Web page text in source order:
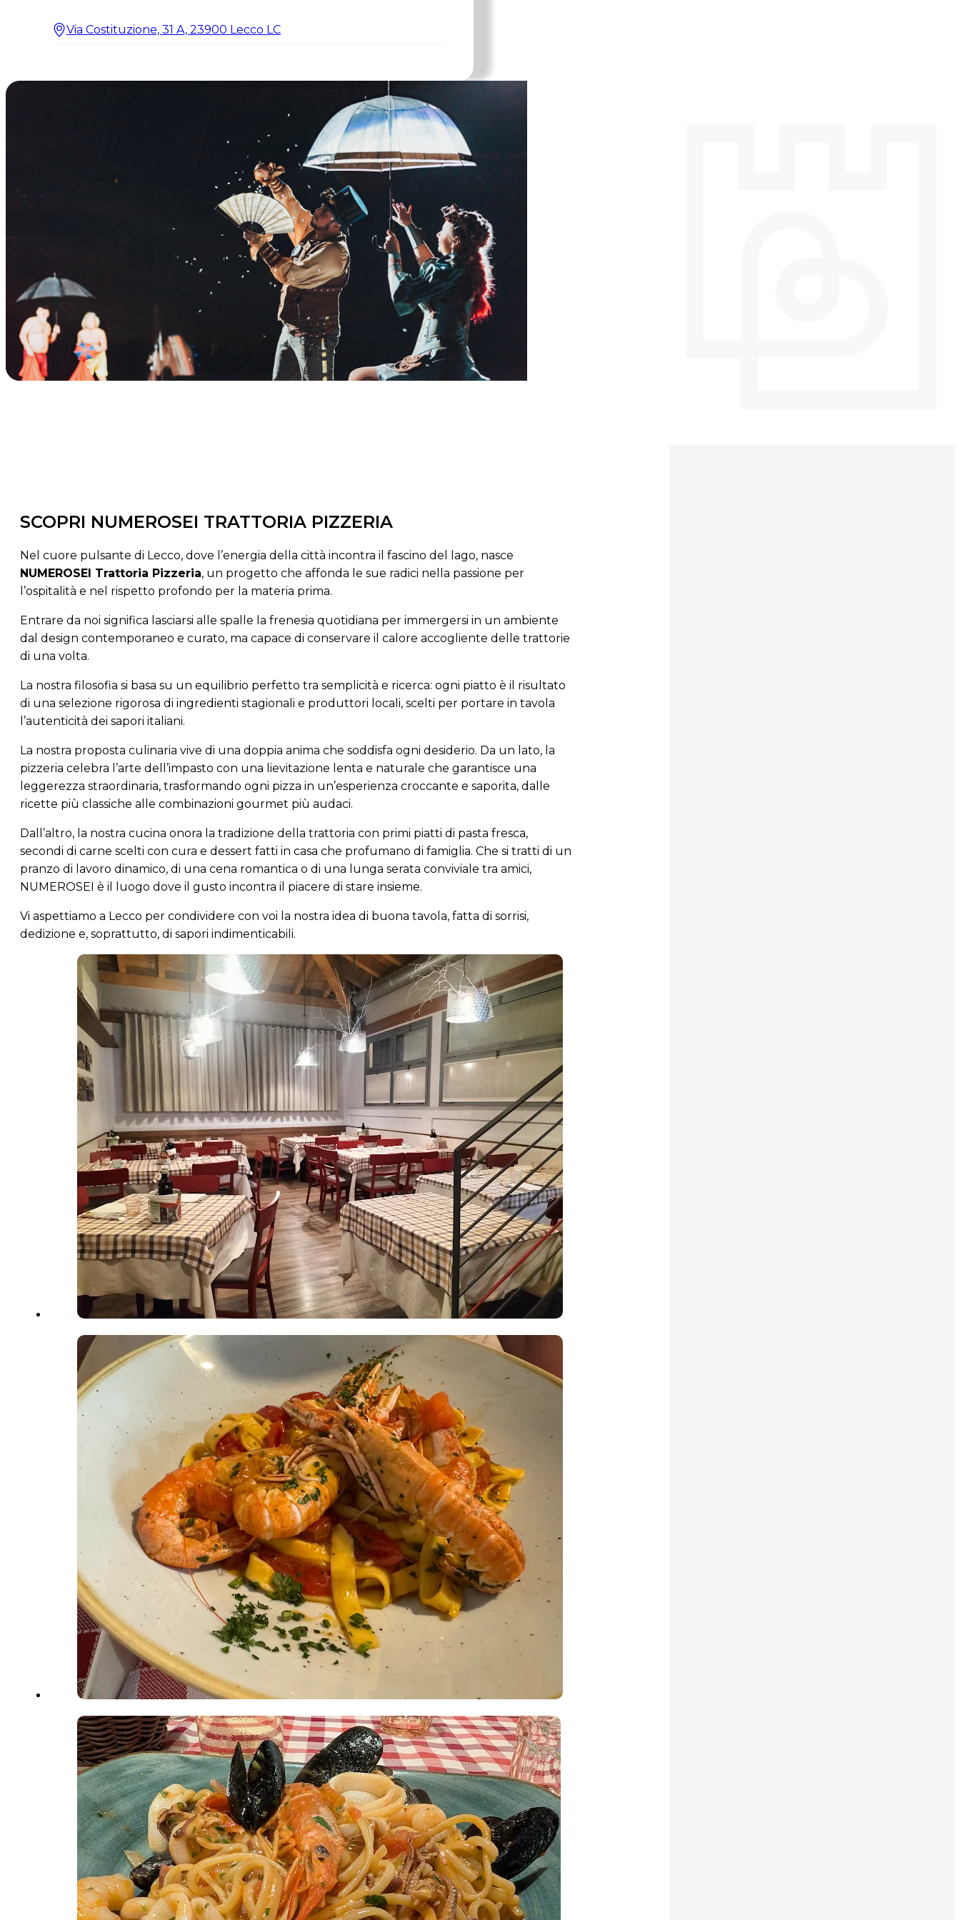
Via Costituzione, 31 A, 23900 Lecco LC
SCOPRI NUMEROSEI TRATTORIA PIZZERIA
Nel cuore pulsante di Lecco, dove l’energia della città incontra il fascino del lago, nasce
NUMEROSEI Trattoria Pizzeria, un progetto che affonda le sue radici nella passione per
l’ospitalità e nel rispetto profondo per la materia prima.
Entrare da noi significa lasciarsi alle spalle la frenesia quotidiana per immergersi in un ambiente
dal design contemporaneo e curato, ma capace di conservare il calore accogliente delle trattorie
di una volta.
La nostra filosofia si basa su un equilibrio perfetto tra semplicità e ricerca: ogni piatto è il risultato
di una selezione rigorosa di ingredienti stagionali e produttori locali, scelti per portare in tavola
l’autenticità dei sapori italiani.
La nostra proposta culinaria vive di una doppia anima che soddisfa ogni desiderio. Da un lato, la
pizzeria celebra l’arte dell’impasto con una lievitazione lenta e naturale che garantisce una
leggerezza straordinaria, trasformando ogni pizza in un’esperienza croccante e saporita, dalle
ricette più classiche alle combinazioni gourmet più audaci.
Dall’altro, la nostra cucina onora la tradizione della trattoria con primi piatti di pasta fresca,
secondi di carne scelti con cura e dessert fatti in casa che profumano di famiglia. Che si tratti di un
pranzo di lavoro dinamico, di una cena romantica o di una lunga serata conviviale tra amici,
NUMEROSEI è il luogo dove il gusto incontra il piacere di stare insieme.
Vi aspettiamo a Lecco per condividere con voi la nostra idea di buona tavola, fatta di sorrisi,
dedizione e, soprattutto, di sapori indimenticabili.